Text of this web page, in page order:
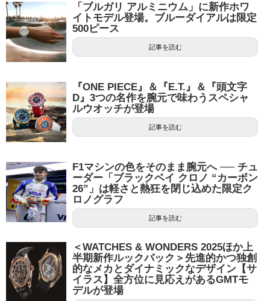
「ブルガリ アルミニウム」に新作ホワ
イトモデル登場。ブルーダイアルは限定
500ピース
記事を読む
『ONE PIECE』＆『E.T.』＆『頭文字
D』3つの名作を腕元で味わうスペシャ
ルウオッチが登場
記事を読む
F1マシンの色をそのまま腕元へ ── チュ
ーダー「ブラックベイ クロノ “カーボン
26”」は軽さと熱狂を閉じ込めた限定ク
ロノグラフ
記事を読む
＜WATCHES & WONDERS 2025ほか上
半期新作ルックバック＞先進的かつ独創
的なメカとダイナミックなデザイン【サ
イラス】全方位に見応えがあるGMTモ
デルが登場